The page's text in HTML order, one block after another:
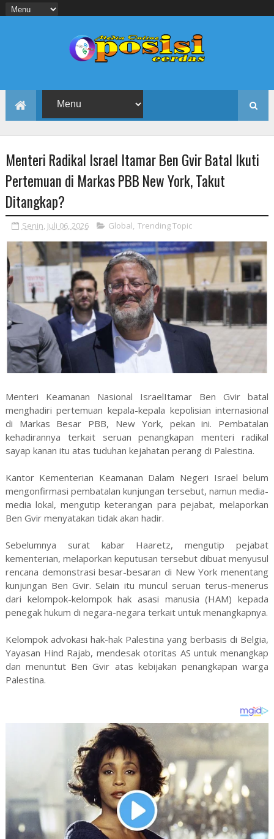
Menteri Radikal Israel Itamar Ben Gvir Batal Ikuti
Pertemuan di Markas PBB New York, Takut
Ditangkap?
Senin, Juli 06, 2026 Global, Trending Topic
Menteri Keamanan Nasional IsraelItamar Ben Gvir batal
menghadiri pertemuan kepala-kepala kepolisian internasional
di Markas Besar PBB, New York, pekan ini. Pembatalan
kehadirannya terkait seruan penangkapan menteri radikal
sayap kanan itu atas tuduhan kejahatan perang di Palestina.
Kantor Kementerian Keamanan Dalam Negeri Israel belum
mengonfirmasi pembatalan kunjungan tersebut, namun media-
media lokal, mengutip keterangan para pejabat, melaporkan
Ben Gvir menyatakan tidak akan hadir.
Sebelumnya surat kabar Haaretz, mengutip pejabat
kementerian, melaporkan keputusan tersebut dibuat menyusul
rencana demonstrasi besar-besaran di New York menentang
kunjungan Ben Gvir. Selain itu muncul seruan terus-menerus
dari kelompok-kelompok hak asasi manusia (HAM) kepada
penegak hukum di negara-negara terkait untuk menangkapnya.
Kelompok advokasi hak-hak Palestina yang berbasis di Belgia,
Yayasan Hind Rajab, mendesak otoritas AS untuk menangkap
dan menuntut Ben Gvir atas kebijakan penangkapan warga
Palestina.